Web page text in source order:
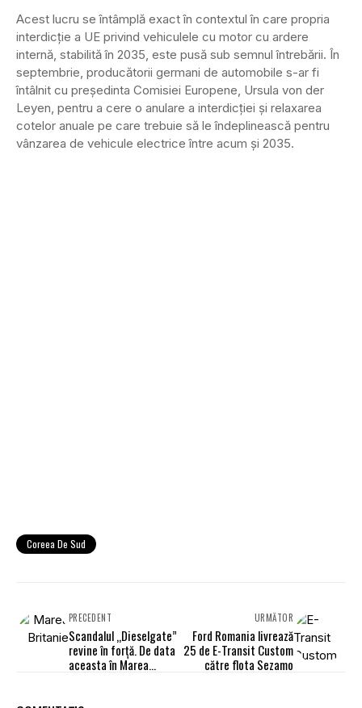
Acest lucru se întâmplă exact în contextul în care propria
interdicție a UE privind vehiculele cu motor cu ardere
internă, stabilită în 2035, este pusă sub semnul întrebării. În
septembrie, producătorii germani de automobile s-ar fi
întâlnit cu președinta Comisiei Europene, Ursula von der
Leyen, pentru a cere o anulare a interdicției și relaxarea
cotelor anuale pe care trebuie să le îndeplinească pentru
vânzarea de vehicule electrice între acum și 2035.
Coreea De Sud
PRECEDENT
Scandalul „Dieselgate”
revine în forță. De data
aceasta în Marea
URMĂTOR
Ford Romania livrează
25 de E-Transit Custom
către flota Sezamo